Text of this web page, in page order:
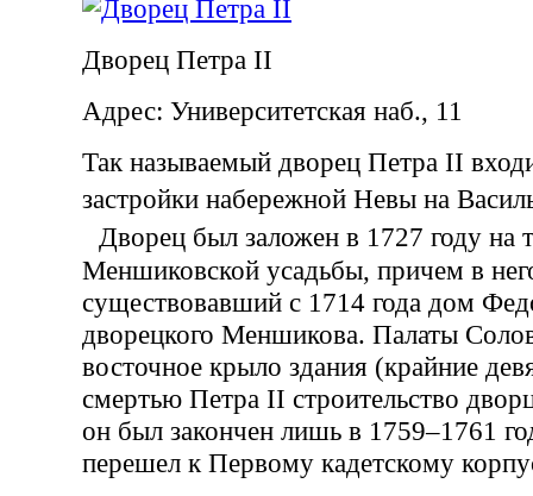
Дворец Петра II
Адрес: Университетская наб., 11
Так называемый дворец Петра II
застройки набережной Невы на
Дворец был заложен в 1727 году на
Меншиковской усадьбы, причем в
существовавший с 1714 года дом
дворецкого Меншикова. Палаты
восточное крыло здания (крайние
смертью Петра II строительство
он был закончен лишь в 1759–1761
перешел к Первому кадетскому